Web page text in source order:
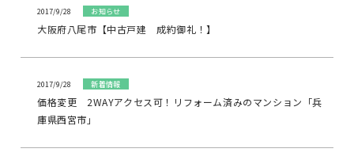
2017/9/28 お知らせ
大阪府八尾市【中古戸建 成約御礼！】
2017/9/28 新着情報
価格変更 2WAYアクセス可！リフォーム済みのマンション「兵
庫県西宮市」